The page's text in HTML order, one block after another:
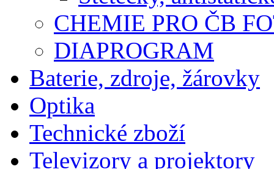
CHEMIE PRO ČB
DIAPROGRAM
Baterie, zdroje, žárovky
Optika
Technické zboží
Televizory a projektory